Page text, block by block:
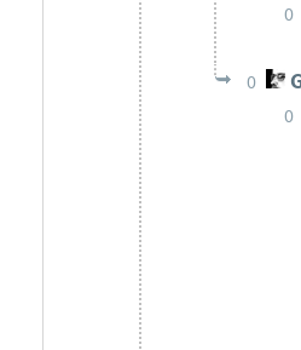
0
0
0